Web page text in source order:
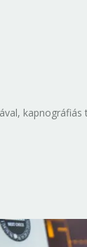
kapnográfiás